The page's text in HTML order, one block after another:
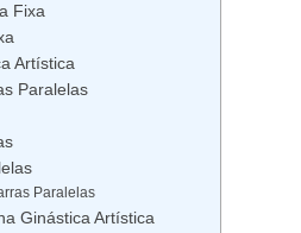
Fixa
Artística
Paralelas
Paralelas
Ginástica Artística